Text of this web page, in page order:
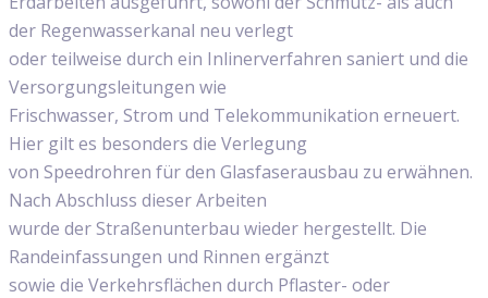
der Regenwasserkanal neu verlegt
oder teilweise durch ein Inlinerverfahren saniert und die
Versorgungsleitungen wie
Frischwasser, Strom und Telekommunikation erneuert.
Hier gilt es besonders die Verlegung
von Speedrohren für den Glasfaserausbau zu erwähnen.
Nach Abschluss dieser Arbeiten
wurde der Straßenunterbau wieder hergestellt. Die
Randeinfassungen und Rinnen ergänzt
sowie die Verkehrsflächen durch Pflaster- oder